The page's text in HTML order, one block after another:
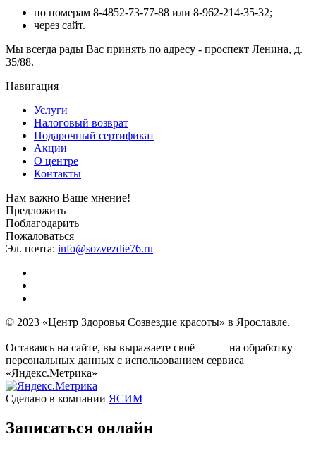
по номерам 8-4852-73-77-88 или 8-962-214-35-32;
через сайт.
Мы всегда рады Вас принять по адресу - проспект Ленина, д.
35/88.
Навигация
Услуги
Налоговый возврат
Подарочный сертификат
Акции
О центре
Контакты
Нам важно Ваше мнение!
Предложить
Поблагодарить
Пожаловаться
Эл. почта: info@sozvezdie76.ru
© 2023 «Центр Здоровья Созвездие красоты» в Ярославле.
Оставаясь на сайте, вы выражаете своё
на обработку
персональных данных с использованием сервиса
«Яндекс.Метрика»
Сделано в компании ЯСИМ
Записаться онлайн